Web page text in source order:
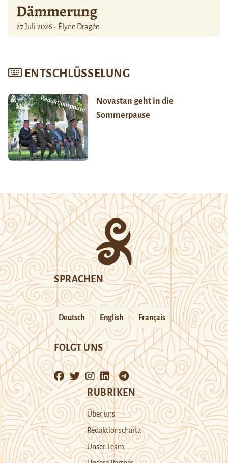
Dämmerung
27 Juli 2026 - Élyne Dragée
ENTSCHLÜSSELUNG
Novastan geht in die
Sommerpause
SPRACHEN
Deutsch English Français
FOLGT UNS
RUBRIKEN
Über uns
Redaktionscharta
Unser Team